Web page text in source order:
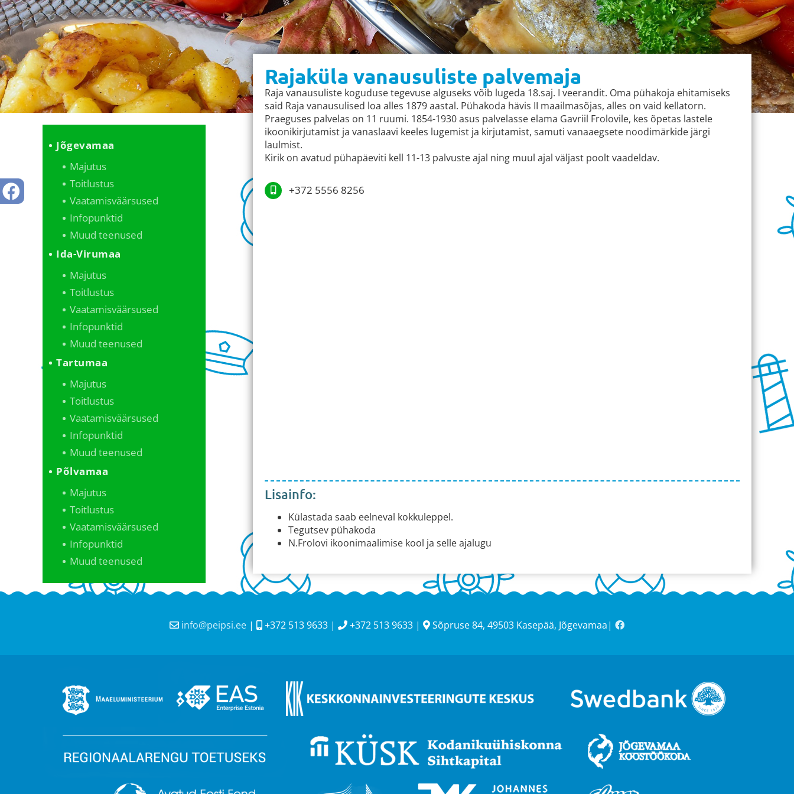
Rajaküla vanausuliste palvemaja
Raja vanausuliste koguduse tegevuse alguseks võib lugeda 18.saj. I veerandit. Oma pühakoja ehitamiseks
said Raja vanausulised loa alles 1879 aastal. Pühakoda hävis II maailmasõjas, alles on vaid kellatorn.
Praeguses palvelas on 11 ruumi. 1854-1930 asus palvelasse elama Gavriil Frolovile, kes õpetas lastele
ikoonikirjutamist ja vanaslaavi keeles lugemist ja kirjutamist, samuti vanaaegsete noodimärkide järgi
laulmist.
Kirik on avatud pühapäeviti kell 11-13 palvuste ajal ning muul ajal väljast poolt vaadeldav.
+372 5556 8256
Lisainfo:
Külastada saab eelneval kokkuleppel.
Tegutsev pühakoda
N.Frolovi ikoonimaalimise kool ja selle ajalugu
Jõgevamaa
Majutus
Toitlustus
Vaatamisväärsused
Infopunktid
Muud teenused
Ida-Virumaa
Majutus
Toitlustus
Vaatamisväärsused
Infopunktid
Muud teenused
Tartumaa
Majutus
Toitlustus
Vaatamisväärsused
Infopunktid
Muud teenused
Põlvamaa
Majutus
Toitlustus
Vaatamisväärsused
Infopunktid
Muud teenused
info@peipsi.ee | +372 513 9633 | +372 513 9633 | Sõpruse 84, 49503 Kasepää, Jõgevamaa|